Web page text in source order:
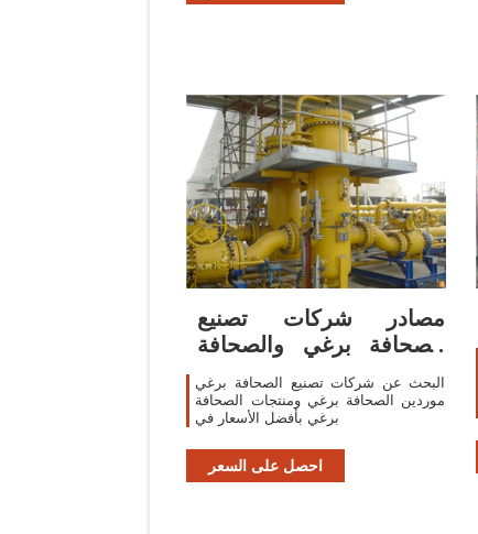
مصادر شركات تصنيع
الصحافة برغي والصحافة
برغي في.com
البحث عن شركات تصنيع الصحافة برغي
موردين الصحافة برغي ومنتجات الصحافة
برغي بأفضل الأسعار في
احصل على السعر